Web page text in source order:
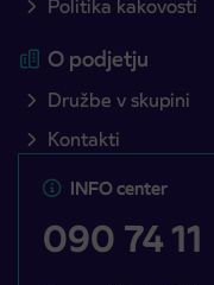
Politika kakovosti
O podjetju
Družbe v skupini
Kontakti
INFO center
090 74 11